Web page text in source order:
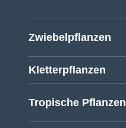
Zwiebelpflanzen
Kletterpflanzen
Tropische Pflanzen